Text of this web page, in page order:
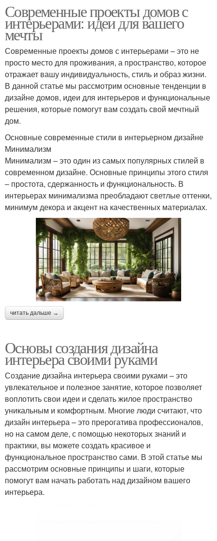
Современные проекты домов с
интерьерами: идеи для вашего
мечты
Современные проекты домов с интерьерами – это не
просто место для проживания, а пространство, которое
отражает вашу индивидуальность, стиль и образ жизни.
В данной статье мы рассмотрим основные тенденции в
дизайне домов, идеи для интерьеров и функциональные
решения, которые помогут вам создать свой мечтный
дом.
Основные современные стили в интерьерном дизайне
Минимализм
Минимализм – это один из самых популярных стилей в
современном дизайне. Основные принципы этого стиля
– простота, сдержанность и функциональность. В
интерьерах минимализма преобладают светлые оттенки,
минимум декора и акцент на качественных материалах.
читать дальше →
Основы создания дизайна
интерьера своими руками
Создание дизайна интерьера своими руками – это
увлекательное и полезное занятие, которое позволяет
воплотить свои идеи и сделать жилое пространство
уникальным и комфортным. Многие люди считают, что
дизайн интерьера – это прерогатива профессионалов,
но на самом деле, с помощью некоторых знаний и
практики, вы можете создать красивое и
функциональное пространство сами. В этой статье мы
рассмотрим основные принципы и шаги, которые
помогут вам начать работать над дизайном вашего
интерьера.